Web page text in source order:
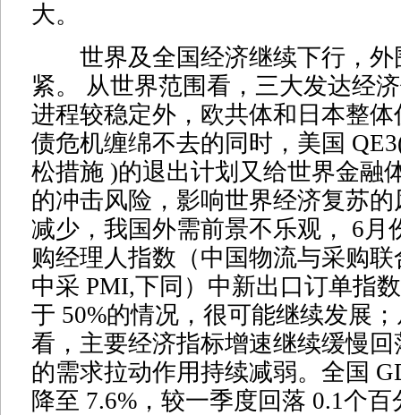
大。
世界及全国经济继续下行，外
紧。 从世界范围看，三大发达经
进程较稳定外，欧共体和日本整
债危机缠绵不去的同时，美国
松措施 )的退出计划又给世界金融
的冲击风险，影响世界经济复苏
减少，我国外需前景不乐观， 6月
购经理人指数（中国物流与采购
中采 PMI,下同）中新出口订单指
于 50%的情况，很可能继续发展
看，主要经济指标增速继续缓慢
的需求拉动作用持续减弱。全国
降至 7.6%，较一季度回落 0.1个